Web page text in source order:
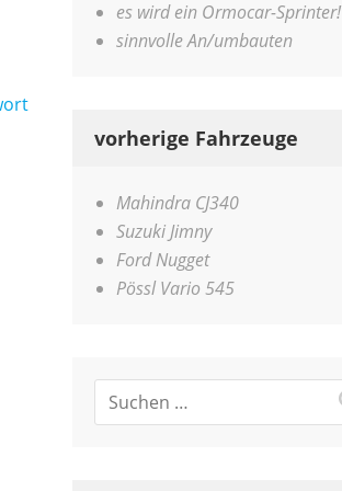
es wird ein Ormocar-Sprinter!
sinnvolle An/umbauten
vorherige Fahrzeuge
Mahindra CJ340
Suzuki Jimny
Ford Nugget
Pössl Vario 545